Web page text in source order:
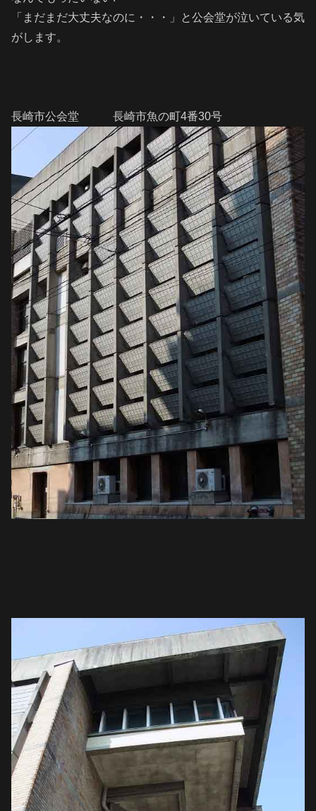
「まだまだ大丈夫なのに・・・」と公会堂が泣いている気
がします。
長崎市公会堂 長崎市魚の町4番30号